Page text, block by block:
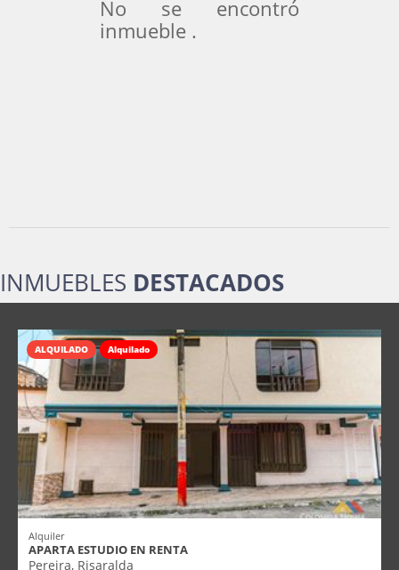
No se encontró
inmueble .
INMUEBLES DESTACADOS
ALQUILADO Alquilado
Alquiler
APARTA ESTUDIO EN RENTA
Pereira, Risaralda